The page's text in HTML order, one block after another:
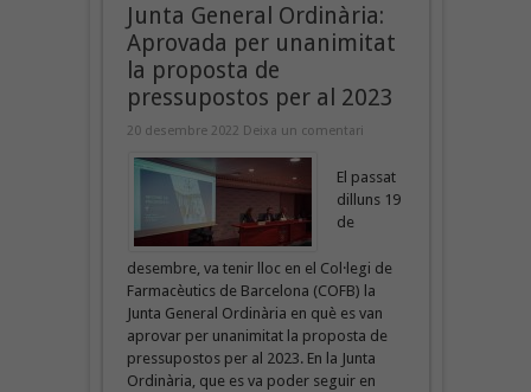
Junta General Ordinària:
Aprovada per unanimitat
la proposta de
pressupostos per al 2023
20 desembre 2022 Deixa un comentari
El passat
dilluns 19
de
desembre, va tenir lloc en el Col·legi de
Farmacèutics de Barcelona (COFB) la
Junta General Ordinària en què es van
aprovar per unanimitat la proposta de
pressupostos per al 2023. En la Junta
Ordinària, que es va poder seguir en